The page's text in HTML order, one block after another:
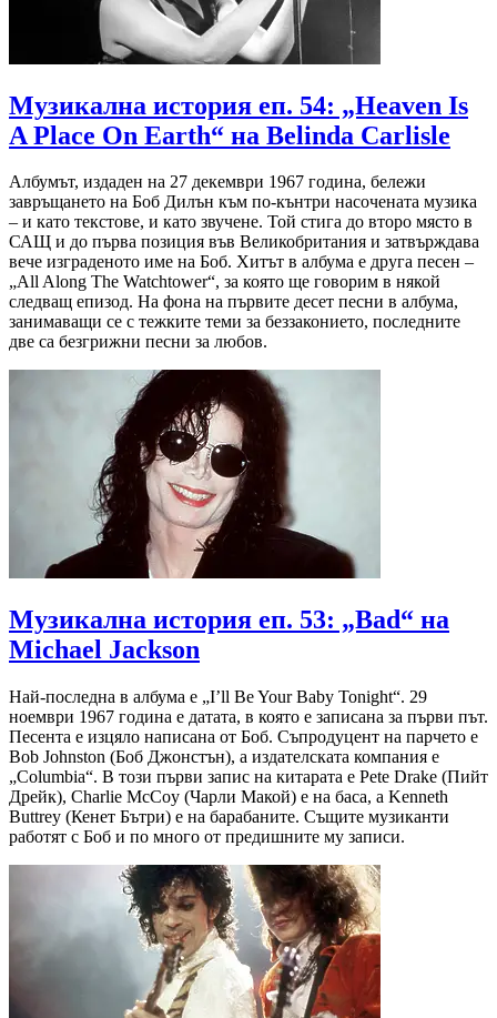
Музикална история еп. 54: „Heaven Is
A Place On Earth“ на Belinda Carlisle
Албумът, издаден на 27 декември 1967 година, бележи
завръщането на Боб Дилън към по-кънтри насочената музика
– и като текстове, и като звучене. Той стига до второ място в
САЩ и до първа позиция във Великобритания и затвърждава
вече изграденото име на Боб. Хитът в албума е друга песен –
„All Along The Watchtower“, за която ще говорим в някой
следващ епизод. На фона на първите десет песни в албума,
занимаващи се с тежките теми за беззаконието, последните
две са безгрижни песни за любов.
Музикална история еп. 53: „Bad“ на
Michael Jackson
Най-последна в албума е „I’ll Be Your Baby Tonight“. 29
ноември 1967 година е датата, в която е записана за първи път.
Песента е изцяло написана от Боб. Съпродуцент на парчето е
Bob Johnston (Боб Джонстън), а издателската компания е
„Columbia“. В този първи запис на китарата е Pete Drake (Пийт
Дрейк), Charlie McCoy (Чарли Макой) е на баса, а Kenneth
Buttrey (Кенет Бътри) е на барабаните. Същите музиканти
работят с Боб и по много от предишните му записи.